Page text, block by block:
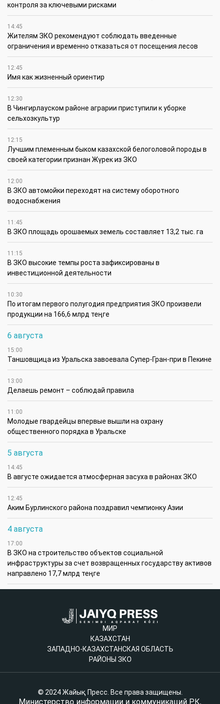
контроля за ключевыми рисками
14:45
Жителям ЗКО рекомендуют соблюдать введенные
ограничения и временно отказаться от посещения лесов
12:45
Имя как жизненный ориентир
12:30
В Чингирлауском районе аграрии приступили к уборке
сельхозкультур
12:15
Лучшим племенным быком казахской белоголовой породы в
своей категории признан Жүрек из ЗКО
12:00
В ЗКО автомойки переходят на систему оборотного
водоснабжения
11:45
В ЗКО площадь орошаемых земель составляет 13,2 тыс. га
11:15
В ЗКО высокие темпы роста зафиксированы в
инвестиционной деятельности
10:30
По итогам первого полугодия предприятия ЗКО произвели
продукции на 166,6 млрд теңге
6 августа
15:00
Таншовщица из Уральска завоевала Супер-Гран-при в Пекине
13:00
Делаешь ремонт – соблюдай правила
11:00
Молодые гвардейцы впервые вышли на охрану
общественного порядка в Уральске
5 августа
14:45
В августе ожидается атмосферная засуха в районах ЗКО
12:45
Аким Бурлинского района поздравил чемпионку Азии
4 августа
17:00
В ЗКО на строительство объектов социальной
инфраструктуры за счет возвращенных государству активов
направлено 17,7 млрд теңге
МИР
КАЗАХСТАН
ЗАПАДНО-КАЗАХСТАНСКАЯ ОБЛАСТЬ
РАЙОНЫ ЗКО
© 2024 Жайық Пресс. Все права защищены.
Министерство информации и коммуникаций РК,